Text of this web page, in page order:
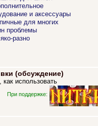
и аксессуары
для многих
проблемы
разно
(обсуждение)
как использовать
При поддержке: